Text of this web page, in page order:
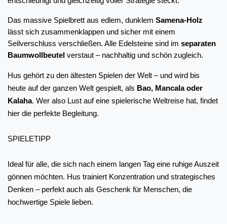
Das massive Spielbrett aus edlem, dunklem Samena-Holz
lässt sich zusammenklappen und sicher mit einem
Seilverschluss verschließen. Alle Edelsteine sind im separaten
Baumwollbeutel verstaut – nachhaltig und schön zugleich.
Hus gehört zu den ältesten Spielen der Welt – und wird bis
heute auf der ganzen Welt gespielt, als Bao, Mancala oder
Kalaha. Wer also Lust auf eine spielerische Weltreise hat, findet
hier die perfekte Begleitung.
SPIELETIPP
Ideal für alle, die sich nach einem langen Tag eine ruhige Auszeit
gönnen möchten. Hus trainiert Konzentration und strategisches
Denken – perfekt auch als Geschenk für Menschen, die
hochwertige Spiele lieben.